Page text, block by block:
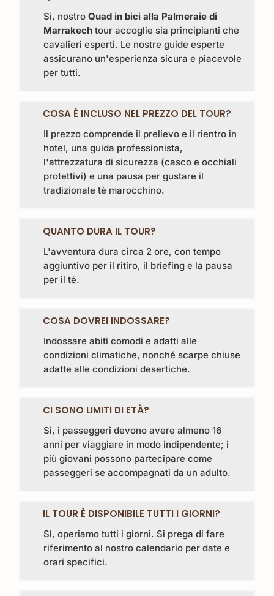
Si, nostro Quad in bici alla Palmeraie di
Marrakech tour accoglie sia principianti che
cavalieri esperti. Le nostre guide esperte
assicurano un'esperienza sicura e piacevole
per tutti.
COSA È INCLUSO NEL PREZZO DEL TOUR?
Il prezzo comprende il prelievo e il rientro in
hotel, una guida professionista,
l'attrezzatura di sicurezza (casco e occhiali
protettivi) e una pausa per gustare il
tradizionale tè marocchino.
QUANTO DURA IL TOUR?
L'avventura dura circa 2 ore, con tempo
aggiuntivo per il ritiro, il briefing e la pausa
per il tè.
COSA DOVREI INDOSSARE?
Indossare abiti comodi e adatti alle
condizioni climatiche, nonché scarpe chiuse
adatte alle condizioni desertiche.
CI SONO LIMITI DI ETÀ?
Sì, i passeggeri devono avere almeno 16
anni per viaggiare in modo indipendente; i
più giovani possono partecipare come
passeggeri se accompagnati da un adulto.
IL TOUR È DISPONIBILE TUTTI I GIORNI?
Sì, operiamo tutti i giorni. Si prega di fare
riferimento al nostro calendario per date e
orari specifici.